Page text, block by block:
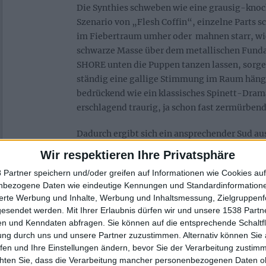
Wir respektieren Ihre Privatsphäre
Partner speichern und/oder greifen auf Informationen wie Cookies
Daten wie eindeutige Kennungen und
Werbung und Inhalte, Werbung und Inhaltsmessung,
werden.
Mit Ihrer Erlaubnis dürfen wir und unsere 1538
und Kenndaten abfragen. Sie können auf die entsprechende
durch uns und unsere Partner zuzustimmen. Alternativ können Sie
und Ihre Einstellungen ändern, bevor Sie der Verarbeitung
Sie, dass die Verarbeitung mancher personenbezogenen Daten
Die Synthies schweben wie eine grausig-
Szenario von „Flesh Coffin“, einzelne Parts
im Fiebertraum umher oder mahnen starr,
schwarze Masse über dem metallischen
SHORE unten die Puppen tanzen lassen,
ständig eine gallige Stimmung im Raum
bedrückend wie ein klassisches Spinett-
erschlagend traurig, ja schon fast
Dadurch ergibt sich ein ansprechender Sud
erbarmungslosem Geballer und organischer
Standhaftigkeit von Drummer Austin Archey
bemerkenswert. Emsig wie ein Kolibri
Beinarbeit jeden Song blitzschnell in seine
unglaublich, wie er in „Infernum“ dem
Geschwindigkeit absaugt.
LORNA SHORE sind